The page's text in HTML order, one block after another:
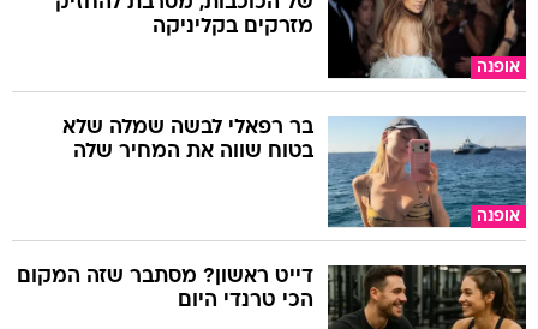
אופנה
מזרקים בקליניקה
אופנה
בר רפאלי לבשה שמלה שלא
בטוח שווה את המחיר שלה
דייט ראשון? מסתבר שזה המקום
הכי טרנדי היום